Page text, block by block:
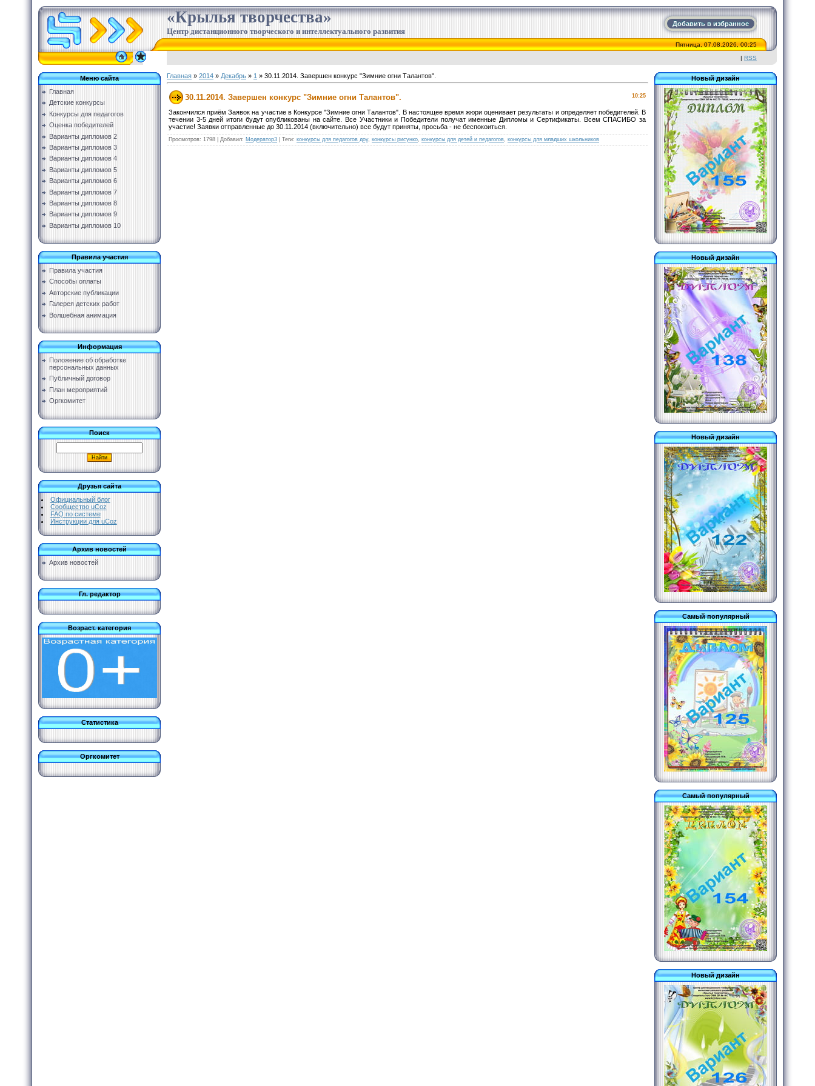
Добавить в избранное
«Крылья творчества»
Центр дистанционного творческого и интеллектуального развития
Пятница, 07.08.2026, 00:25
| RSS
Меню сайта
Главная
Детские конкурсы
Конкурсы для педагогов
Оценка победителей
Варианты дипломов 2
Варианты дипломов 3
Варианты дипломов 4
Варианты дипломов 5
Варианты дипломов 6
Варианты дипломов 7
Варианты дипломов 8
Варианты дипломов 9
Варианты дипломов 10
Правила участия
Правила участия
Способы оплаты
Авторские публикации
Галерея детских работ
Волшебная анимация
Информация
Положение об обработке
персональных данных
Публичный договор
План мероприятий
Оргкомитет
Поиск
Друзья сайта
Официальный блог
Сообщество uCoz
FAQ по системе
Инструкции для uCoz
Архив новостей
Архив новостей
Гл. редактор
Возраст. категория
Статистика
Оргкомитет
Главная » 2014 » Декабрь » 1 » 30.11.2014. Завершен конкурс "Зимние огни Талантов".
10:25
30.11.2014. Завершен конкурс "Зимние огни Талантов".
Закончился приём Заявок на участие в Конкурсе "Зимние огни Талантов". В настоящее время жюри оценивает результаты и определяет победителей. В
течении 3-5 дней итоги будут опубликованы на сайте. Все Участники и Победители получат именные Дипломы и Сертификаты. Всем СПАСИБО за
участие! Заявки отправленные до 30.11.2014 (включительно) все будут приняты, просьба - не беспокоиться.
Просмотров: 1798 Добавил: Модератор3 Теги: конкурсы для педагогов доу, конкурсы рисунко конкурсы для детей и педагогов конкурсы для младших школьников
Новый дизайн
Новый дизайн
Новый дизайн
Самый популярный
Самый популярный
Новый дизайн